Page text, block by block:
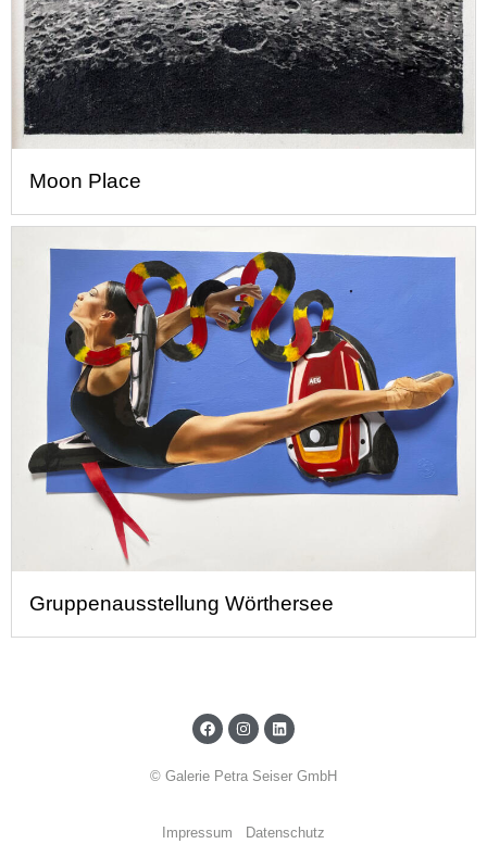
Moon Place
Gruppenausstellung Wörthersee
Impressum Datenschutz
© Galerie Petra Seiser GmbH